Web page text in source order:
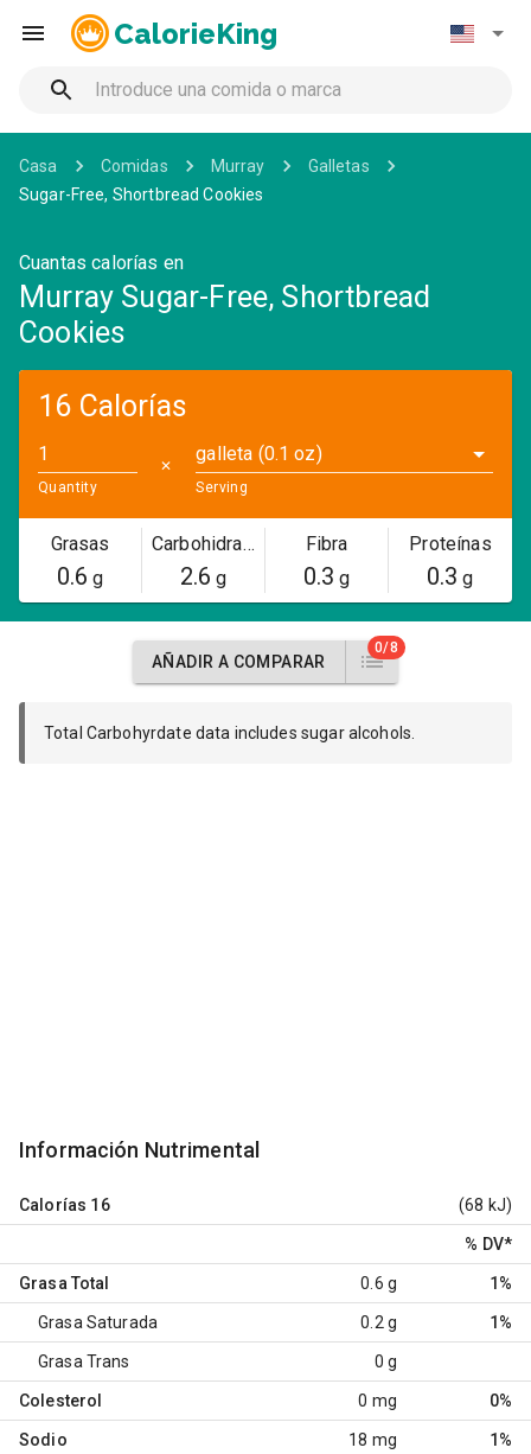
CalorieKing
Casa Comidas Murray
Galletas
Sugar-Free, Shortbread Cookies
Cuantas calorías en
Murray Sugar-Free, Shortbread
Cookies
16 Calorías
Quantity
✕
galleta (0.1 oz)
Serving
Grasas
0.6 g
Carbohidratos
2.6 g
Fibra
0.3 g
Proteínas
0.3 g
AÑADIR A COMPARAR
0/8
Total Carbohyrdate data includes sugar alcohols.
Información Nutrimental
Calorías 16 (68 kJ)
% DV*
Grasa Total 0.6 g 1%
Grasa Saturada 0.2 g 1%
Grasa Trans 0 g
Colesterol 0 mg 0%
Sodio 18 mg 1%